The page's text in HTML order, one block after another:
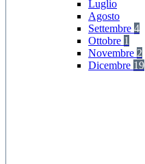
Luglio
Agosto
Settembre 4
Ottobre 1
Novembre 2
Dicembre 19